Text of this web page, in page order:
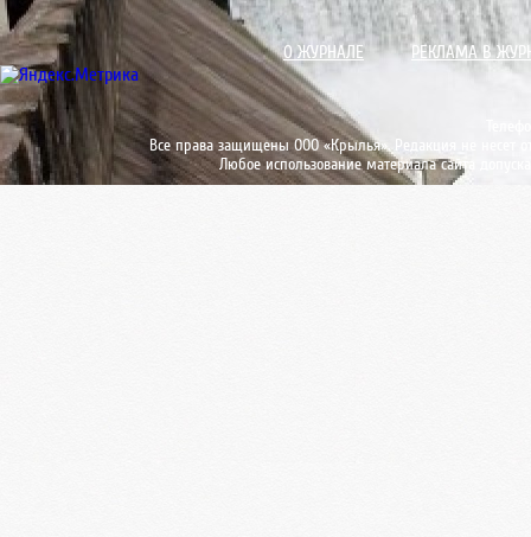
О ЖУРНАЛЕ РЕКЛАМА В
Все права защищены ООО «Крылья». Редакция не несет
Любое использование материала сайта